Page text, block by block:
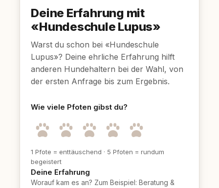
Deine Erfahrung mit
«Hundeschule Lupus»
Warst du schon bei «Hundeschule
Lupus»? Deine ehrliche Erfahrung hilft
anderen Hundehaltern bei der Wahl, von
der ersten Anfrage bis zum Ergebnis.
Wie viele Pfoten gibst du?
1 Pfote = enttäuschend · 5 Pfoten = rundum
begeistert
Deine Erfahrung
Worauf kam es an? Zum Beispiel: Beratung &